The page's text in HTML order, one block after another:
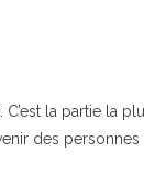
C’est la partie la
des personnes